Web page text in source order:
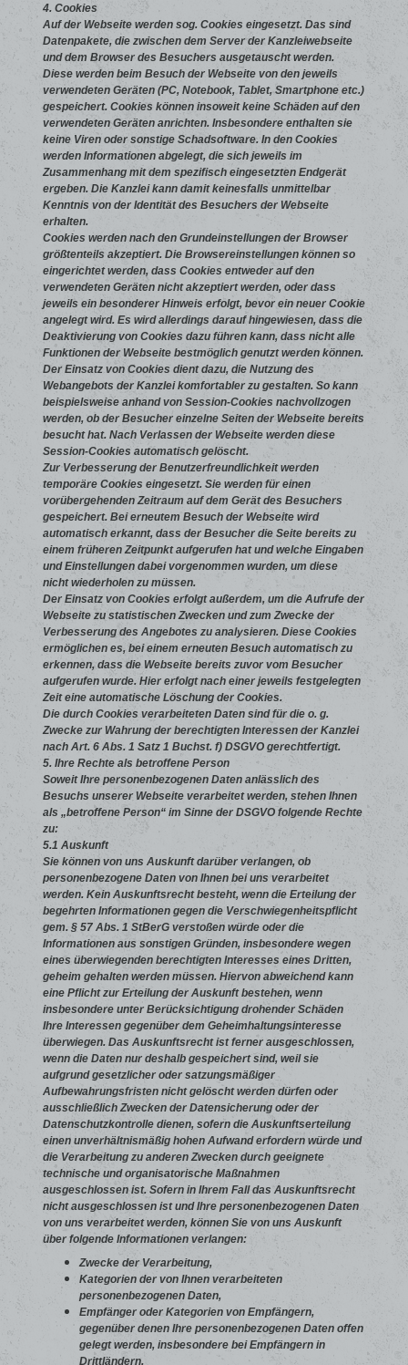
4. Cookies
Auf der Webseite werden sog. Cookies eingesetzt. Das sind
Datenpakete, die zwischen dem Server der Kanzleiwebseite
und dem Browser des Besuchers ausgetauscht werden.
Diese werden beim Besuch der Webseite von den jeweils
verwendeten Geräten (PC, Notebook, Tablet, Smartphone etc.)
gespeichert. Cookies können insoweit keine Schäden auf den
verwendeten Geräten anrichten. Insbesondere enthalten sie
keine Viren oder sonstige Schadsoftware. In den Cookies
werden Informationen abgelegt, die sich jeweils im
Zusammenhang mit dem spezifisch eingesetzten Endgerät
ergeben. Die Kanzlei kann damit keinesfalls unmittelbar
Kenntnis von der Identität des Besuchers der Webseite
erhalten.
Cookies werden nach den Grundeinstellungen der Browser
größtenteils akzeptiert. Die Browsereinstellungen können so
eingerichtet werden, dass Cookies entweder auf den
verwendeten Geräten nicht akzeptiert werden, oder dass
jeweils ein besonderer Hinweis erfolgt, bevor ein neuer Cookie
angelegt wird. Es wird allerdings darauf hingewiesen, dass die
Deaktivierung von Cookies dazu führen kann, dass nicht alle
Funktionen der Webseite bestmöglich genutzt werden können.
Der Einsatz von Cookies dient dazu, die Nutzung des
Webangebots der Kanzlei komfortabler zu gestalten. So kann
beispielsweise anhand von Session-Cookies nachvollzogen
werden, ob der Besucher einzelne Seiten der Webseite bereits
besucht hat. Nach Verlassen der Webseite werden diese
Session-Cookies automatisch gelöscht.
Zur Verbesserung der Benutzerfreundlichkeit werden
temporäre Cookies eingesetzt. Sie werden für einen
vorübergehenden Zeitraum auf dem Gerät des Besuchers
gespeichert. Bei erneutem Besuch der Webseite wird
automatisch erkannt, dass der Besucher die Seite bereits zu
einem früheren Zeitpunkt aufgerufen hat und welche Eingaben
und Einstellungen dabei vorgenommen wurden, um diese
nicht wiederholen zu müssen.
Der Einsatz von Cookies erfolgt außerdem, um die Aufrufe der
Webseite zu statistischen Zwecken und zum Zwecke der
Verbesserung des Angebotes zu analysieren. Diese Cookies
ermöglichen es, bei einem erneuten Besuch automatisch zu
erkennen, dass die Webseite bereits zuvor vom Besucher
aufgerufen wurde. Hier erfolgt nach einer jeweils festgelegten
Zeit eine automatische Löschung der Cookies.
Die durch Cookies verarbeiteten Daten sind für die o. g.
Zwecke zur Wahrung der berechtigten Interessen der Kanzlei
nach Art. 6 Abs. 1 Satz 1 Buchst. f) DSGVO gerechtfertigt.
5. Ihre Rechte als betroffene Person
Soweit Ihre personenbezogenen Daten anlässlich des
Besuchs unserer Webseite verarbeitet werden, stehen Ihnen
als „betroffene Person“ im Sinne der DSGVO folgende Rechte
zu:
5.1 Auskunft
Sie können von uns Auskunft darüber verlangen, ob
personenbezogene Daten von Ihnen bei uns verarbeitet
werden. Kein Auskunftsrecht besteht, wenn die Erteilung der
begehrten Informationen gegen die Verschwiegenheitspflicht
gem. § 57 Abs. 1 StBerG verstoßen würde oder die
Informationen aus sonstigen Gründen, insbesondere wegen
eines überwiegenden berechtigten Interesses eines Dritten,
geheim gehalten werden müssen. Hiervon abweichend kann
eine Pflicht zur Erteilung der Auskunft bestehen, wenn
insbesondere unter Berücksichtigung drohender Schäden
Ihre Interessen gegenüber dem Geheimhaltungsinteresse
überwiegen. Das Auskunftsrecht ist ferner ausgeschlossen,
wenn die Daten nur deshalb gespeichert sind, weil sie
aufgrund gesetzlicher oder satzungsmäßiger
Aufbewahrungsfristen nicht gelöscht werden dürfen oder
ausschließlich Zwecken der Datensicherung oder der
Datenschutzkontrolle dienen, sofern die Auskunftserteilung
einen unverhältnismäßig hohen Aufwand erfordern würde und
die Verarbeitung zu anderen Zwecken durch geeignete
technische und organisatorische Maßnahmen
ausgeschlossen ist. Sofern in Ihrem Fall das Auskunftsrecht
nicht ausgeschlossen ist und Ihre personenbezogenen Daten
von uns verarbeitet werden, können Sie von uns Auskunft
über folgende Informationen verlangen:
Zwecke der Verarbeitung,
Kategorien der von Ihnen verarbeiteten
personenbezogenen Daten,
Empfänger oder Kategorien von Empfängern,
gegenüber denen Ihre personenbezogenen Daten offen
gelegt werden, insbesondere bei Empfängern in
Drittländern,